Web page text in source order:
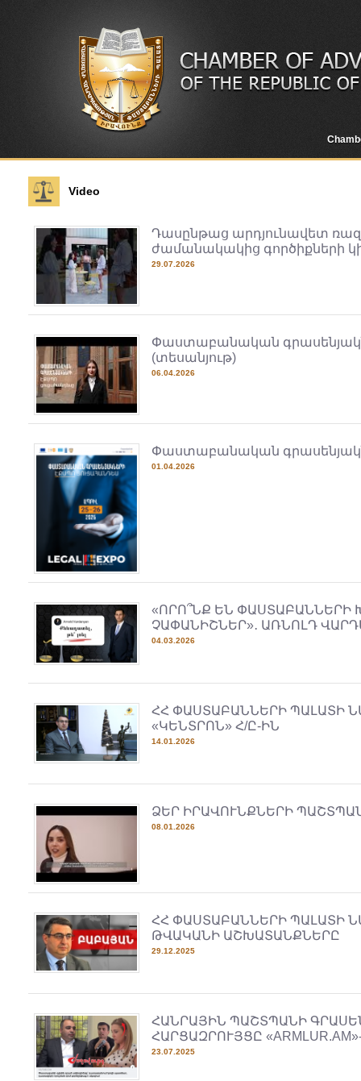
Video
Դասընթաց արդյունավետ
ժամանակակից գործիքների
29.07.2026
Փաստաբանական
(տեսանյութ)
06.04.2026
Փաստաբանական
01.04.2026
«ՈՐՈ՞ՆՔ ԵՆ ՓԱՍՏԱԲԱՆՆԵՐԻ
ՉԱՓԱՆԻՇՆԵՐ»․ ԱՌՆՈԼԴ
04.03.2026
ՀՀ ՓԱՍՏԱԲԱՆՆԵՐԻ ՊԱԼԱՏԻ
«ԿԵՆՏՐՈՆ» Հ/Ը-ԻՆ
14.01.2026
ՁԵՐ ԻՐԱՎՈՒՆՔՆԵՐԻ
08.01.2026
ՀՀ ՓԱՍՏԱԲԱՆՆԵՐԻ ՊԱԼԱՏԻ
ԹՎԱԿԱՆԻ ԱՇԽԱՏԱՆՔՆԵՐԸ
29.12.2025
ՀԱՆՐԱՅԻՆ ՊԱՇՏՊԱՆԻ
ՀԱՐՑԱԶՐՈՒՅՑԸ
23.07.2025